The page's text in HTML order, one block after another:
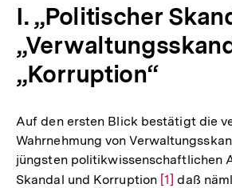
I. „Politischer
„Korruption“
Auf den ersten Blick bestätigt die
Wahrnehmung von
jüngsten politikwissenschaftlichen
Skandal und Korruption Zur
[1] daß